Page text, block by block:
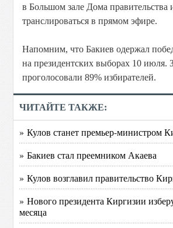
в Большом зале Дома правительства
транслироваться в прямом эфире.
Напомним, что Бакиев одержал
на президентских выборах 10 июля.
проголосовали 89% избирателей.
ЧИТАЙТЕ ТАКЖЕ:
» Кулов станет премьер-министром
» Бакиев стал преемником Акаева
» Кулов возглавил правительство
» Нового президента Киргизии
месяца